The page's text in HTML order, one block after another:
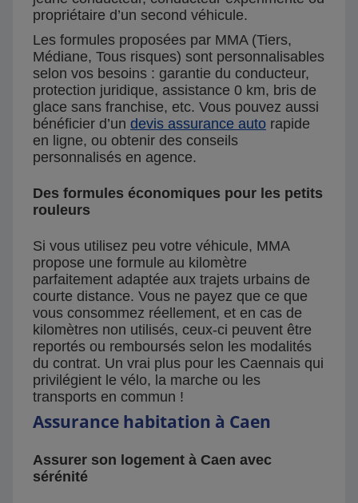
propriétaire d’un second véhicule.
Les formules proposées par MMA (Tiers,
Médiane, Tous risques) sont personnalisables
selon vos besoins : garantie du conducteur,
protection juridique, assistance 0 km, bris de
glace sans franchise, etc. Vous pouvez aussi
bénéficier d’un devis assurance auto rapide
en ligne, ou obtenir des conseils
personnalisés en agence.
Des formules économiques pour les petits
rouleurs
Si vous utilisez peu votre véhicule, MMA
propose une formule au kilomètre
parfaitement adaptée aux trajets urbains de
courte distance. Vous ne payez que ce que
vous consommez réellement, et en cas de
kilomètres non utilisés, ceux-ci peuvent être
reportés ou remboursés selon les modalités
du contrat. Un vrai plus pour les Caennais qui
privilégient le vélo, la marche ou les
transports en commun !
Assurance habitation à Caen
Assurer son logement à Caen avec
sérénité